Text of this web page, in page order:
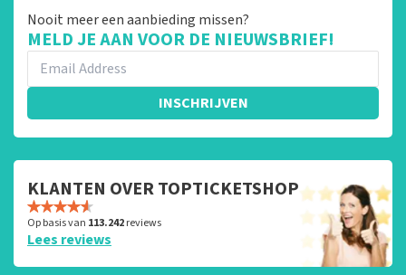
Nooit meer een aanbieding missen?
MELD JE AAN VOOR DE NIEUWSBRIEF!
INSCHRIJVEN
KLANTEN OVER TOPTICKETSHOP
Op basis van 113.242reviews
Lees reviews